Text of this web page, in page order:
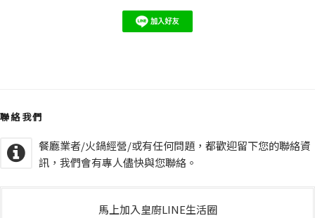
聯絡我們
餐廳業者/火鍋經營/或有任何問題，都歡迎留下您的聯絡資
訊，我們會有專人儘快與您聯絡。
馬上加入皇廚LINE生活圈